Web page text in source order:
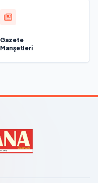
Gazete
Manşetleri